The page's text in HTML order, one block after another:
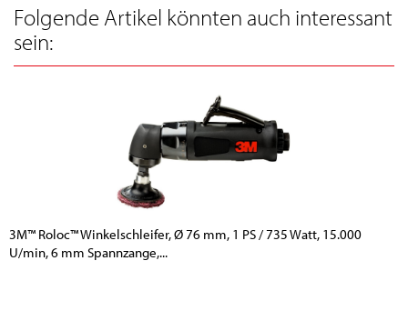
Folgende Artikel könnten auch interessant
sein:
3M™ Roloc™ Winkelschleifer, Ø 76 mm, 1 PS / 735 Watt, 15.000
U/min, 6 mm Spannzange,...